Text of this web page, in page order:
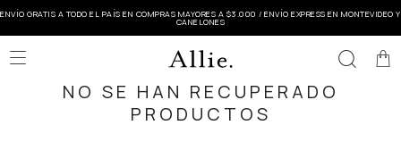
ENVÍO GRATIS A TODO EL PAÍS EN COMPRAS MAYORES A $3.000 / ENVÍO EXPRESS EN MONTEVIDEO Y
CANELONES

NO SE HAN RECUPERADO
PRODUCTOS